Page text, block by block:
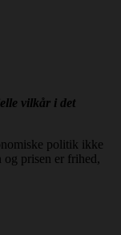
vilkår i det
politik ikke
prisen er frihed,